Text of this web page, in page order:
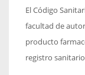
El Código
facultad de
producto
registro